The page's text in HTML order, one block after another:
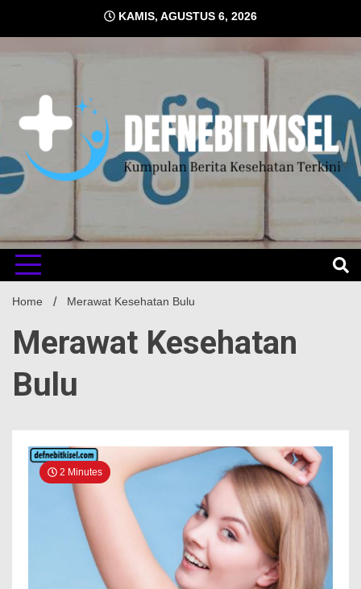
content
KAMIS, AGUSTUS 6, 2026
Home Merawat Kesehatan Bulu
Merawat Kesehatan
Bulu
2 Minutes